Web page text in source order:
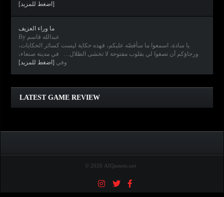
[اضغط للمزيد]
ما وراء العزيف
By عبدالله قاسم
يا سادة، اسمعوا ما سأقصّه عليكم، فهذه حكاية ليست كسائر الحكايات،
ورجاؤكم أن تصغوا لي بقلوب مفتوحة لا تخشى الظلال… في مدينة صنعاء،
وفي [اضغط للمزيد]
LATEST GAME REVIEW
Clair Obscur: Expedition 33
Diablo IV
Elden Ring
Horizon Forbidden West
© 2026 AIQassem.net